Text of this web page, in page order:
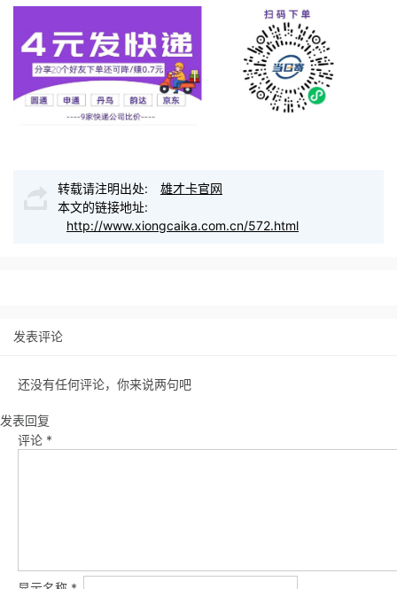
转载请注明出处:
雄才卡官网
本文的链接地址:
http://www.xiongcaika.com.cn/572.html
发表评论
还没有任何评论，你来说两句吧
发表回复
评论 *